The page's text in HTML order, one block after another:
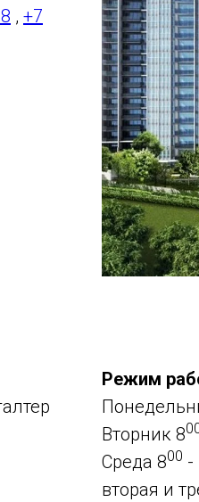
, +7
Режим
Вторник 8
Среда 800 -
вторая и